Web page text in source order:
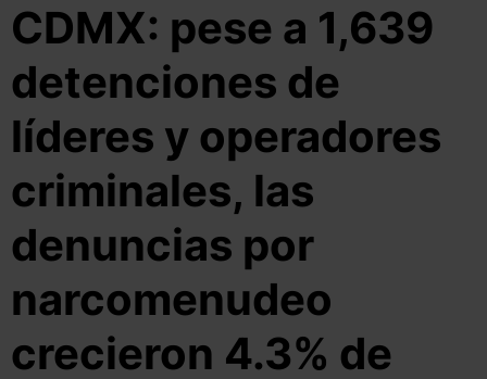
CDMX: pese a 1,639
detenciones de
líderes y operadores
criminales, las
denuncias por
narcomenudeo
crecieron 4.3% de